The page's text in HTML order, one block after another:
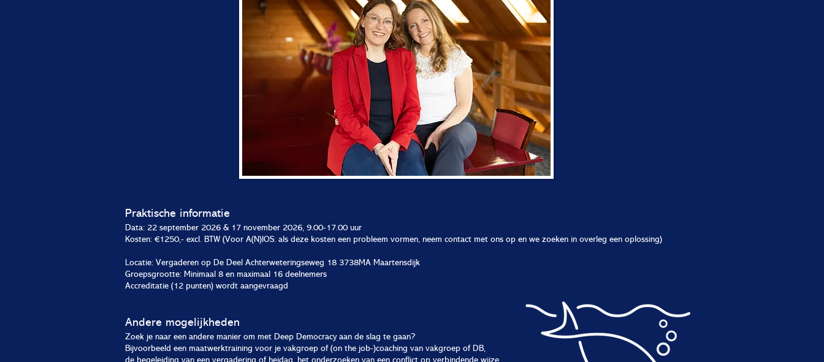
Praktische informatie
Data: 22 september 2026 & 17 november 2026, 9.00-17.00 uur
Kosten: €1250,- excl. BTW (Voor A(N)IOS: als deze kosten een probleem vormen, neem contact met ons op en we zoeken in overleg een oplossing)
Locatie: Vergaderen op De Deel Achterweteringseweg 18 3738MA Maartensdijk
Groepsgrootte: Minimaal 8 en maximaal 16 deelnemers
Accreditatie (12 punten) wordt aangevraagd
Andere mogelijkheden
Zoek je naar een andere manier om met Deep Democracy aan de slag te gaan?
Bijvoorbeeld een maatwerktraining voor je vakgroep of (on the job-)coaching van vakgroep of DB,
de begeleiding van een vergadering of heidag, het onderzoeken van een conflict op verbindende wijze,